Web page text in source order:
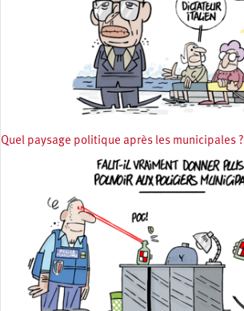
Quel paysage politique après les municipales ?